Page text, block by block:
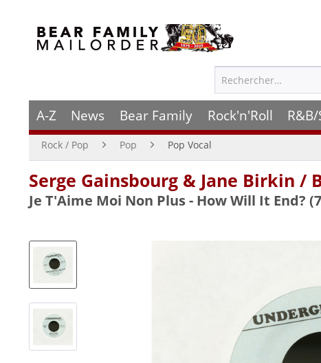
A-Z News Bear Family Rock'n'Roll
Rock / Pop Pop Pop Vocal
Serge Gainsbourg & Jane Birkin /
Je T'Aime Moi Non Plus - How Will It End?